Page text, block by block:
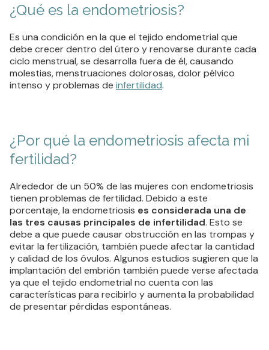
¿Qué es la endometriosis?
Es una condición en la que el tejido endometrial que
debe crecer dentro del útero y renovarse durante cada
ciclo menstrual, se desarrolla fuera de él, causando
molestias, menstruaciones dolorosas, dolor pélvico
intenso y problemas de infertilidad.
¿Por qué la endometriosis afecta mi
fertilidad?
Alrededor de un 50% de las mujeres con endometriosis
tienen problemas de fertilidad. Debido a este
porcentaje, la endometriosis es considerada una de
las tres causas principales de infertilidad. Esto se
debe a que puede causar obstrucción en las trompas y
evitar la fertilización, también puede afectar la cantidad
y calidad de los óvulos. Algunos estudios sugieren que la
implantación del embrión también puede verse afectada
ya que el tejido endometrial no cuenta con las
características para recibirlo y aumenta la probabilidad
de presentar pérdidas espontáneas.